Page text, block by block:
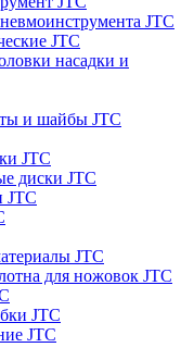
JTC
JTC
насадки и
и шайбы JTC
JTC
диски JTC
JTC
JTC
для ножовок JTC
JTC
JTC